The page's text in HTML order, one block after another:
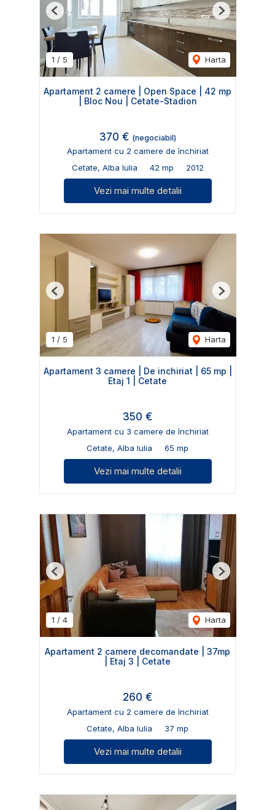
1 / 5 Harta
Previous Next
Apartament 2 camere | Open Space | 42 mp
| Bloc Nou | Cetate-Stadion
370 € (negociabil)
Apartament cu 2 camere de închiriat
Cetate, Alba Iulia
42 mp 2012
Vezi mai multe detalii
1 / 5 Harta
Previous Next
Apartament 3 camere | De inchiriat | 65 mp |
Etaj 1 | Cetate
350 €
Apartament cu 3 camere de închiriat
Cetate, Alba Iulia
65 mp
Vezi mai multe detalii
1 / 4 Harta
Previous Next
Apartament 2 camere decomandate | 37mp
| Etaj 3 | Cetate
260 €
Apartament cu 2 camere de închiriat
Cetate, Alba Iulia
37 mp
Vezi mai multe detalii